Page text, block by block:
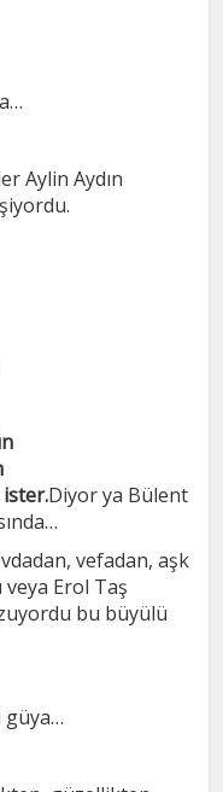
Aylin Aydın
ister.Diyor ya Bülent
vefadan, aşk
veya Erol Taş
bu büyülü
güya…